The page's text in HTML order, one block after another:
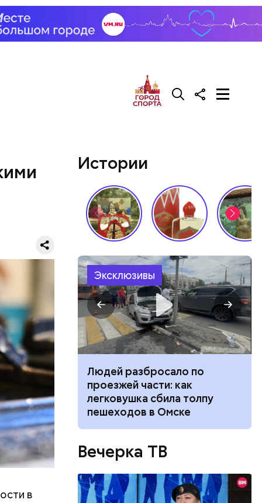
в
1–2
Истории
Эксклюзивы
поможет ли
сбросить
Людей разбросало по
проезжей части: как
легковушка сбила толпу
пешеходов в Омске
Вечерка ТВ